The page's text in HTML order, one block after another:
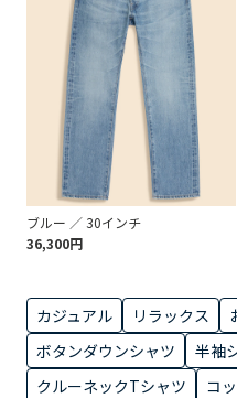
ブルー ／ 30インチ
36,300円
カジュアル リラックス
ボタンダウンシャツ
半袖
クルーネックTシャツ
コ